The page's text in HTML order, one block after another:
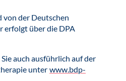
von der Deutschen
erfolgt über die DPA
auch ausführlich auf der
unter www.bdp-